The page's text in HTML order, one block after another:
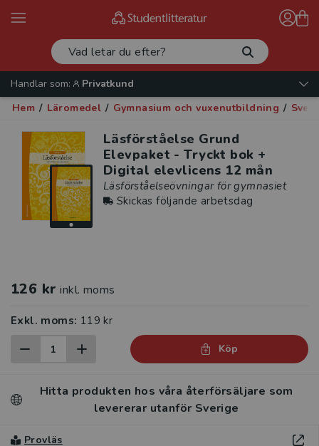
Handlar som:
Privatkund
Hem / Läromedel / Gymnasium och vuxenutbildning /
Läsförståelse Grund
Elevpaket - Tryckt bok +
Digital elevlicens 12 mån
Läsförståelseövningar för gymnasiet
Skickas följande arbetsdag
126 kr inkl. moms
Exkl. moms: 119 kr
Köp
Hitta produkten hos våra återförsäljare som
levererar utanför Sverige
Provläs